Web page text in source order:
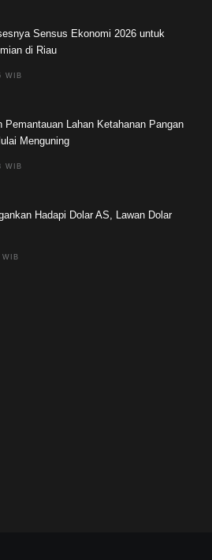
Sensus Ekonomi 2026 untuk
di Riau
WIB
Pemantauan Lahan Ketahanan Pangan
Menguning
WIB
Hadapi Dolar AS, Lawan Dolar